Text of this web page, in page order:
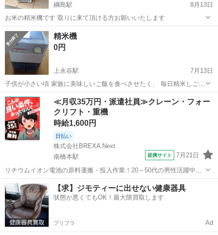
綱島駅
8月13日
お米の精米機です 取りに来て頂ける方お願いいたします
神奈川 横浜市 綱島駅
精米機
0円
上永谷駅
7月13日
子供が小さい頃 家族に美味しいご飯を食べさせたく、 毎日精米しご飯
を炊いていました。 ただ 子供が3人いてお米の消費が多くて ほとんど
使用していませんが 大分以前の購入でした。(94年製) 今は夫婦二人に
なったのと 米高騰...
神奈川 横浜市 上永谷駅 キッチン家電
≪月収35万円・派遣社員≫クレーン・フォー
クリフト・重機
時給1,600円
日払い
株式会社BREXA Next
南橋本駅
提携サイト 7月21日
リチウムイオン電池の原料運搬・投入作業！20～50代の男性活躍中★
ワンルーム寮完備！赴任旅費会社負担！年間休日130日★フォークリフ
ト免許お持ちの方、活躍中！就業先食堂利用可★《神奈川県相模原
市》 人気の工場のお仕事 ◇電...
神奈川 相模原市 南橋本駅 その他
【求】ジモティーに出せない健康器具
状態が悪くてもOK！最大限買取します
プリフラ Ad